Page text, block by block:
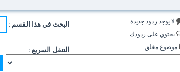
لا يوجد ردود جديدة
يحتوي على ردودك
موضوع مغلق
البحث في هذا القسم :
التنقل السريع :